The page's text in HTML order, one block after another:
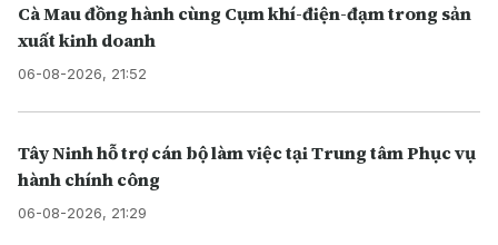
Cà Mau đồng hành cùng Cụm khí-điện-đạm trong sản
xuất kinh doanh
06-08-2026, 21:52
Tây Ninh hỗ trợ cán bộ làm việc tại Trung tâm Phục vụ
hành chính công
06-08-2026, 21:29